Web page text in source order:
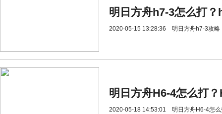
明日方舟h7-3怎么打
2020-05-15 13:28:36 明日方舟h7-3攻略
明日方舟H6-4怎么打
2020-05-18 14:53:01 明日方舟H6-4怎么